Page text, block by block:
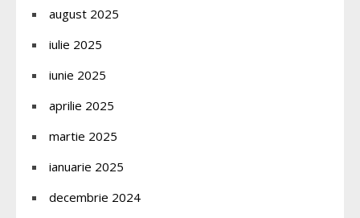
august 2025
iulie 2025
iunie 2025
aprilie 2025
martie 2025
ianuarie 2025
decembrie 2024